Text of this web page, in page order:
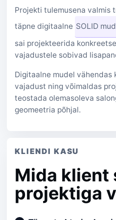
Projekti tulemusena valmis
täpne digitaalne SOLID
sai projekteerida
vajadustele sobivad
Digitaalne mudel vähendas
vajadust ning võimaldas
teostada olemasoleva
geomeetria põhjal.
KLIENDI KASU
Mida klient
projektiga